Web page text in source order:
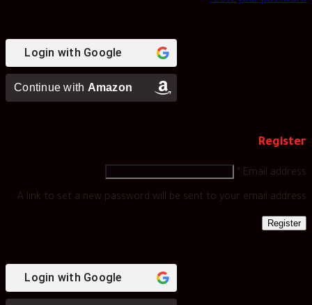
Login with Google
Continue with Amazon
Register
Email address
*
A link to set a new password will be sent to your email address.
Register
Login with Google